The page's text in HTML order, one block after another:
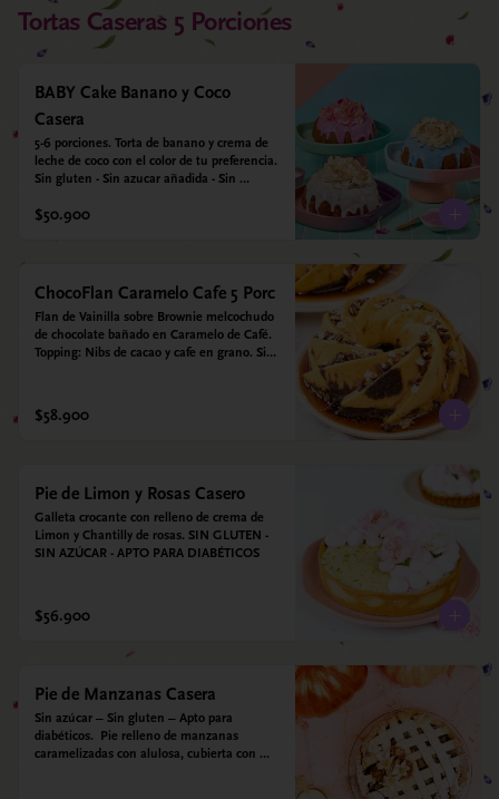
Tortas Caseras 5 Porciones
BABY Cake Banano y Coco
Casera
5-6 porciones. Torta de banano y crema de
leche de coco con el color de tu preferencia.
Sin gluten - Sin azucar añadida - Sin
Lacteos
$50.900
ChocoFlan Caramelo Cafe 5 Porc
Flan de Vainilla sobre Brownie melcochudo
de chocolate bañado en Caramelo de Café.
Topping: Nibs de cacao y cafe en grano. Sin
$58.900
Pie de Limon y Rosas Casero
Galleta crocante con relleno de crema de
Limon y Chantilly de rosas. SIN GLUTEN -
SIN AZÚCAR - APTO PARA DIABÉTICOS
$56.900
Pie de Manzanas Casera
Sin azúcar – Sin gluten – Apto para
diabéticos.  Pie relleno de manzanas
caramelizadas con alulosa, cubierta con